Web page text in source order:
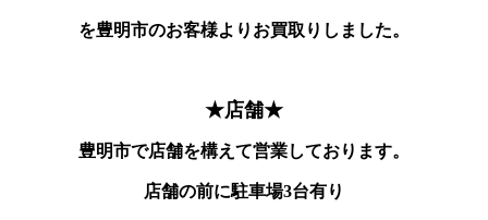
を豊明市のお客様よりお買取りしました。
★店舗★
豊明市で店舗を構えて営業しております。
店舗の前に駐車場3台有り